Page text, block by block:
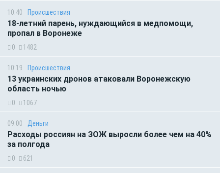
10:40 Происшествия
18-летний парень, нуждающийся в медпомощи,
пропал в Воронеже
0 1482
10:19 Происшествия
13 украинских дронов атаковали Воронежскую
область ночью
0 1067
09:00 Деньги
Расходы россиян на ЗОЖ выросли более чем на 40%
за полгода
0 621